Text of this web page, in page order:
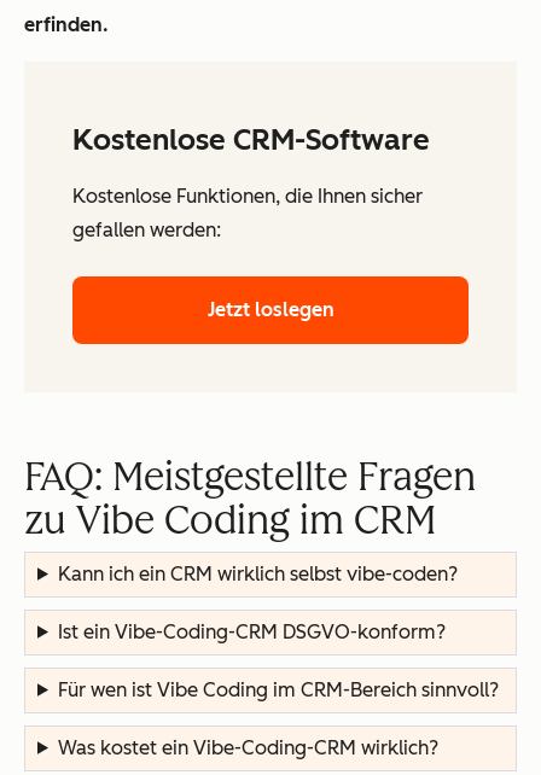
erfinden.
Kostenlose CRM-Software
Kostenlose Funktionen, die Ihnen sicher
gefallen werden:
Jetzt loslegen
FAQ: Meistgestellte Fragen
zu Vibe Coding im CRM
Kann ich ein CRM wirklich selbst vibe-coden?
Ist ein Vibe-Coding-CRM DSGVO-konform?
Für wen ist Vibe Coding im CRM-Bereich sinnvoll?
Was kostet ein Vibe-Coding-CRM wirklich?